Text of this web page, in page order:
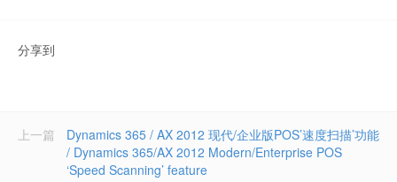
分享到
上一篇
Dynamics 365 / AX 2012 现代/企业版POS’速度扫描’功能
/ Dynamics 365/AX 2012 Modern/Enterprise POS
‘Speed Scanning’ feature